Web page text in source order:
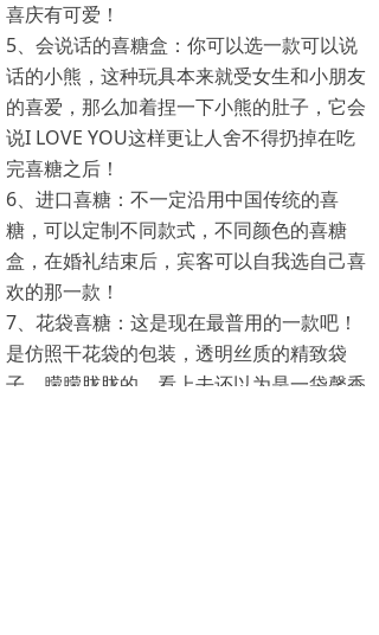
喜庆有可爱！
5、会说话的喜糖盒：你可以选一款可以说
话的小熊，这种玩具本来就受女生和小朋友
的喜爱，那么加着捏一下小熊的肚子，它会
说I LOVE YOU这样更让人舍不得扔掉在吃
完喜糖之后！
6、进口喜糖：不一定沿用中国传统的喜
糖，可以定制不同款式，不同颜色的喜糖
盒，在婚礼结束后，宾客可以自我选自己喜
欢的那一款！
7、花袋喜糖：这是现在最普用的一款吧！
是仿照干花袋的包装，透明丝质的精致袋
子，朦朦胧胧的，看上去还以为是一袋馨香